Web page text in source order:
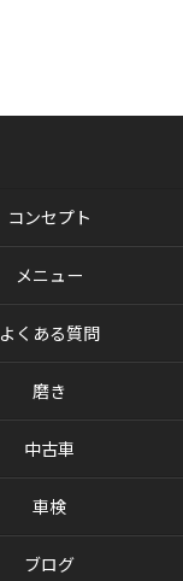
コンセプト
メニュー
よくある質問
磨き
中古車
車検
ブログ